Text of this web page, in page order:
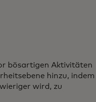
bösartigen Aktivitäten
hinzu, indem
wird, zu